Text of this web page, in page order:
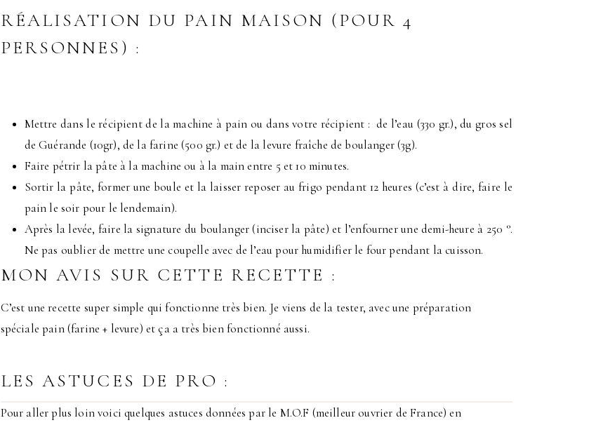
RÉALISATION DU PAIN MAISON (POUR 4
PERSONNES) :
Mettre dans le récipient de la machine à pain ou dans votre récipient : de l’eau (330 gr.), du gros sel
de Guérande (10gr), de la farine (500 gr.) et de la levure fraîche de boulanger (3g).
Faire pétrir la pâte à la machine ou à la main entre 5 et 10 minutes.
Sortir la pâte, former une boule et la laisser reposer au frigo pendant 12 heures (c’est à dire, faire le
pain le soir pour le lendemain).
Après la levée, faire la signature du boulanger (inciser la pâte) et l’enfourner une demi-heure à 250 °.
Ne pas oublier de mettre une coupelle avec de l’eau pour humidifier le four pendant la cuisson.
MON AVIS SUR CETTE RECETTE :
C’est une recette super simple qui fonctionne très bien. Je viens de la tester, avec une préparation
spéciale pain (farine + levure) et ça a très bien fonctionné aussi.
LES ASTUCES DE PRO :
Pour aller plus loin voici quelques astuces données par le M.O.F (meilleur ouvrier de France) en